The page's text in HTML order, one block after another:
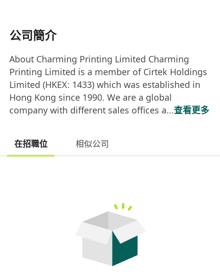
公司簡介
About Charming Printing Limited Charming
Printing Limited is a member of Cirtek Holdings
Limited (HKEX: 1433) which was established in
Hong Kong since 1990. We are a global
company with different sales offices a...查看更多
在招職位 相似公司